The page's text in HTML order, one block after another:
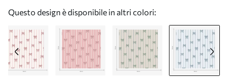
Questo design è disponibile in altri colori: